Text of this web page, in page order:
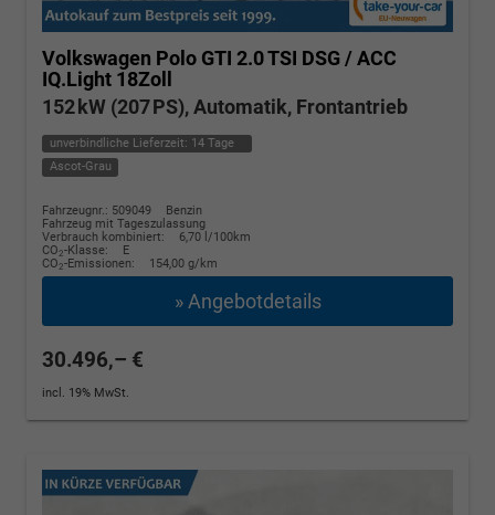
Volkswagen Polo GTI 2.0 TSI DSG / ACC
IQ.Light 18Zoll
152 kW (207 PS), Automatik, Frontantrieb
unverbindliche Lieferzeit: 14 Tage
Ascot-Grau
Fahrzeugnr.: 509049
Benzin
Fahrzeug mit Tageszulassung
Verbrauch kombiniert:
6,70 l/100km
CO2-Klasse:
E
CO2-Emissionen: 154,00 g/km
» Angebotdetails
30.496,– €
incl. 19% MwSt.